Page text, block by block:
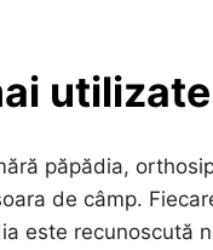
păpădia,
de câmp.
este recunoscută